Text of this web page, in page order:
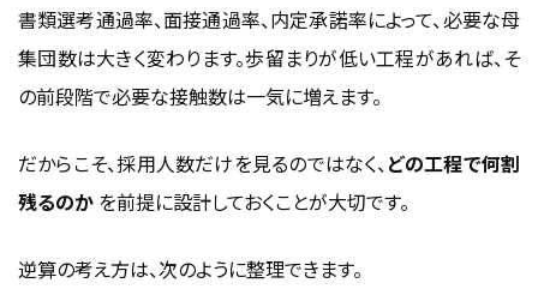
書類選考通過率、面接通過率、内定承諾率によって、必要な母
集団数は大きく変わります。歩留まりが低い工程があれば、そ
の前段階で必要な接触数は一気に増えます。
だからこそ、採用人数だけを見るのではなく、どの工程で何割
残るのか を前提に設計しておくことが大切です。
逆算の考え方は、次のように整理できます。